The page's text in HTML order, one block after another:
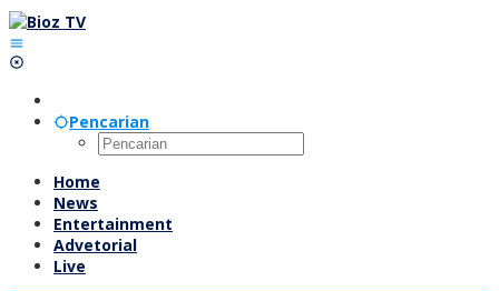
Lewati
ke
konten
Pencarian
Home
News
Entertainment
Advetorial
Live